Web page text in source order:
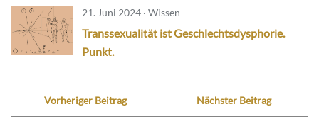
21. Juni 2024 · Wissen
Transsexualität ist Geschlechtsdysphorie.
Punkt.
Vorheriger Beitrag Nächster Beitrag